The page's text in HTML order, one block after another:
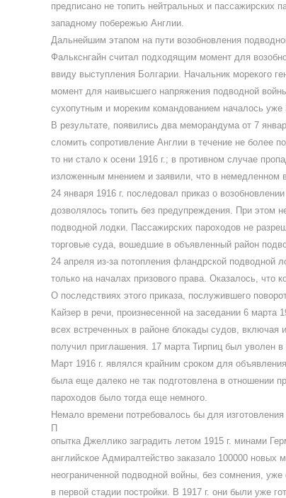
предписано не топить нейтральных и
западному побережью Англии.
Дальнейшим этапом на пути возобновления
Фалькснгайн считал подходящим момент для
ввиду выступления Болгарии. Начальник морекого
момент для наивысшего напряжения подводной
сухопутным и мореким командованием началось уже
В результате, появились два меморандума от 7
сломить сопротивление Англии в течение не более
то ни стало к осени 1916 г.; в противном случае
изложенным мнением и заявили, что в немедленном
24 января 1916 г. последовал приказ о
дозволялось топить без предупреждения. При этом
подводной лодки. Пассажирских пароходов не
торговые суда, вошедшие в объявленный район
24 апреля из-за потопления фландрской подводной
только на началах призового права. Оказалось, что
О последствиях этого приказа, послужившего
Кайзер в речи, произнесенной на заседании 6
всех встреченных в районе блокады судов,
получил приглашения. 17 марта Тирпиц был уволен в
Март 1916 г. являлся крайним сроком для
была еще далеко не так подготовлена в отношении
пароходов было тогда еще немного.
Немало времени потребовалось бы для
П
опытка Джеллико заградить летом 1915 г. минами
английское Адмиралтейство заказало 100000
неограниченной подводной войны, без сомнения,
в первой стадии постройки. В 1917 г. они были уже